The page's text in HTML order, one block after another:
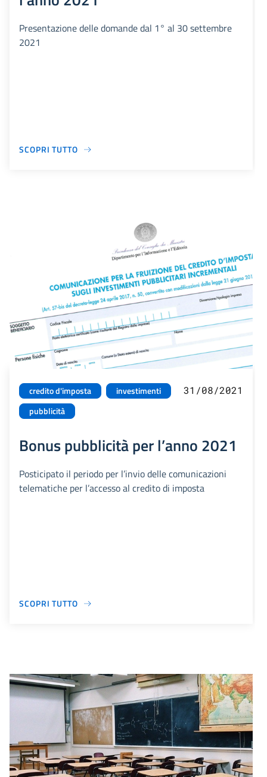
Presentazione delle domande dal 1° al 30 settembre
2021
SCOPRI TUTTO
credito d'imposta
investimenti
pubblicità
31/08/2021
Bonus pubblicità per l’anno 2021
Posticipato il periodo per l’invio delle comunicazioni
telematiche per l’accesso al credito di imposta
SCOPRI TUTTO